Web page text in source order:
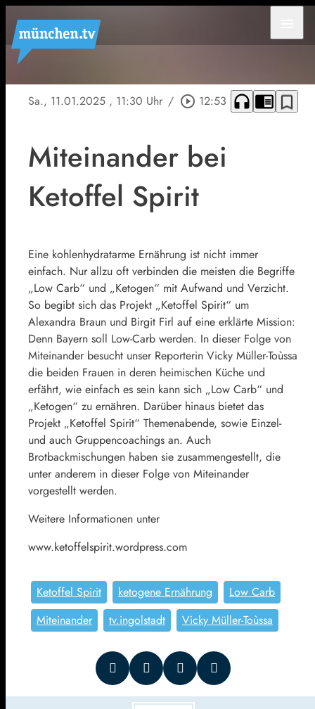
Sa., 11.01.2025 , 11:30 Uhr / play_circle_outline 12:53 headphones chrome_reader_mode bookmark_border
Miteinander bei
Ketoffel Spirit
Eine kohlenhydratarme Ernährung ist nicht immer
einfach. Nur allzu oft verbinden die meisten die Begriffe
„Low Carb“ und „Ketogen“ mit Aufwand und Verzicht.
So begibt sich das Projekt „Ketoffel Spirit“ um
Alexandra Braun und Birgit Firl auf eine erklärte Mission:
Denn Bayern soll Low-Carb werden. In dieser Folge von
Miteinander besucht unser Reporterin Vicky Müller-Toùssa
die beiden Frauen in deren heimischen Küche und
erfährt, wie einfach es sein kann sich „Low Carb“ und
„Ketogen“ zu ernähren. Darüber hinaus bietet das
Projekt „Ketoffel Spirit“ Themenabende, sowie Einzel-
und auch Gruppencoachings an. Auch
Brotbackmischungen haben sie zusammengestellt, die
unter anderem in dieser Folge von Miteinander
vorgestellt werden.
Weitere Informationen unter
www.ketoffelspirit.wordpress.com
Ketoffel Spirit ketogene Ernährung
Low Carb
Miteinander
tv.ingolstadt Vicky Müller-Toùssa